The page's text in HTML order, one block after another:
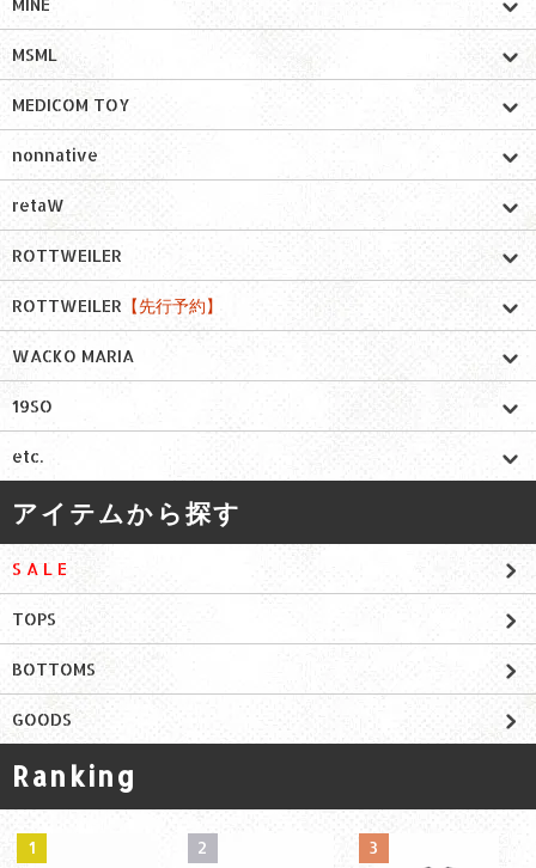
MINE
MSML
MEDICOM TOY
nonnative
retaW
ROTTWEILER
ROTTWEILER 【先行予約】
WACKO MARIA
19SO
etc.
アイテムから探す
S A L E
TOPS
BOTTOMS
GOODS
Ranking
1 2 3